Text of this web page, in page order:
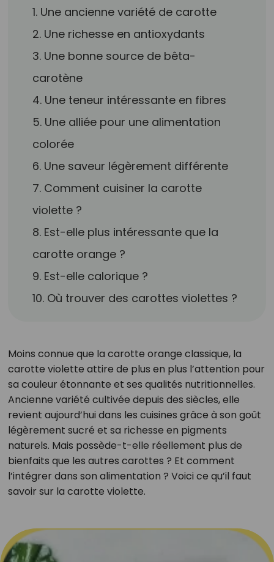
1. Une ancienne variété de carotte
2. Une richesse en antioxydants
3. Une bonne source de bêta-
carotène
4. Une teneur intéressante en fibres
5. Une alliée pour une alimentation
colorée
6. Une saveur légèrement différente
7. Comment cuisiner la carotte
violette ?
8. Est-elle plus intéressante que la
carotte orange ?
9. Est-elle calorique ?
10. Où trouver des carottes violettes ?
Moins connue que la carotte orange classique, la
carotte violette attire de plus en plus l’attention pour
sa couleur étonnante et ses qualités nutritionnelles.
Ancienne variété cultivée depuis des siècles, elle
revient aujourd’hui dans les cuisines grâce à son goût
légèrement sucré et sa richesse en pigments
naturels. Mais possède-t-elle réellement plus de
bienfaits que les autres carottes ? Et comment
l’intégrer dans son alimentation ? Voici ce qu’il faut
savoir sur la carotte violette.